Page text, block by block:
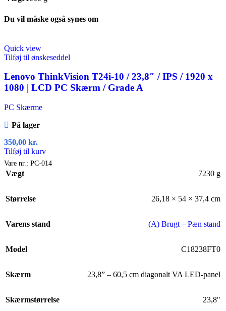
Du vil måske også synes om
Quick view
Tilføj til ønskeseddel
Lenovo ThinkVision T24i-10 / 23,8″ / IPS / 1920 x
1080 | LCD PC Skærm / Grade A
PC Skærme
På lager
350,00 kr.
Tilføj til kurv
Vare nr.: PC-014
Vægt 7230 g
Størrelse 26,18 × 54 × 37,4 cm
Varens stand (A) Brugt – Pæn stand
Model C18238FT0
Skærm 23,8” – 60,5 cm diagonalt VA LED-panel
Skærmstørrelse 23,8″